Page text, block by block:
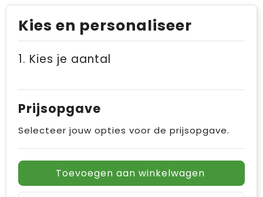
Kies en personaliseer
1. Kies je aantal
Prijsopgave
Selecteer jouw opties voor de prijsopgave.
Toevoegen aan winkelwagen